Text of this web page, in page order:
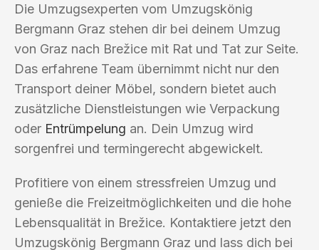
Die Umzugsexperten vom Umzugskönig
Bergmann Graz stehen dir bei deinem Umzug
von Graz nach Brežice mit Rat und Tat zur Seite.
Das erfahrene Team übernimmt nicht nur den
Transport deiner Möbel, sondern bietet auch
zusätzliche Dienstleistungen wie Verpackung
oder Entrümpelung an. Dein Umzug wird
sorgenfrei und termingerecht abgewickelt.
Profitiere von einem stressfreien Umzug und
genieße die Freizeitmöglichkeiten und die hohe
Lebensqualität in Brežice. Kontaktiere jetzt den
Umzugskönig Bergmann Graz und lass dich bei